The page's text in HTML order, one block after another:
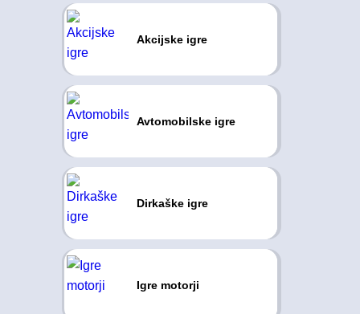
Akcijske igre
Avtomobilske igre
Dirkaške igre
Igre motorji